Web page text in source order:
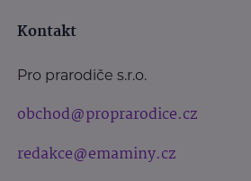
Kontakt
Pro prarodiče s.r.o.
obchod@proprarodice.cz
redakce@emaminy.cz